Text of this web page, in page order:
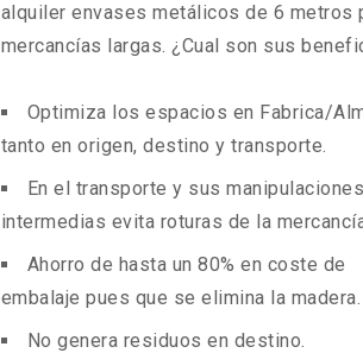
alquiler envases metálicos de 6 metros
mercancías largas. ¿Cual son sus
Optimiza los espacios en Fabrica/
tanto en origen, destino y transporte.
En el transporte y sus manipulaciones
intermedias evita roturas de la
Ahorro de hasta un 80% en coste de
embalaje pues que se elimina la madera.
No genera residuos en destino.